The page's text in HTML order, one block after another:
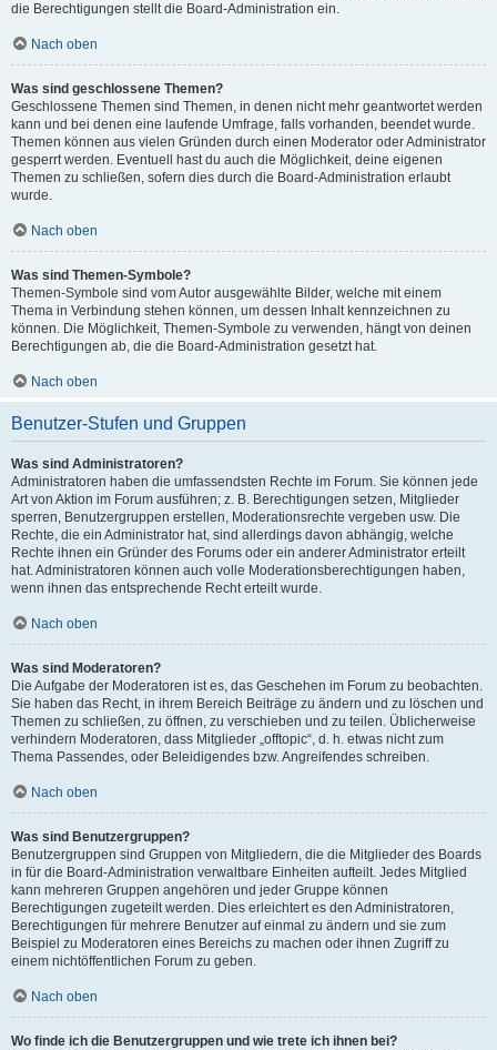
die Berechtigungen stellt die Board-Administration ein.
Nach oben
Was sind geschlossene Themen?
Geschlossene Themen sind Themen, in denen nicht mehr geantwortet werden
kann und bei denen eine laufende Umfrage, falls vorhanden, beendet wurde.
Themen können aus vielen Gründen durch einen Moderator oder Administrator
gesperrt werden. Eventuell hast du auch die Möglichkeit, deine eigenen
Themen zu schließen, sofern dies durch die Board-Administration erlaubt
wurde.
Nach oben
Was sind Themen-Symbole?
Themen-Symbole sind vom Autor ausgewählte Bilder, welche mit einem
Thema in Verbindung stehen können, um dessen Inhalt kennzeichnen zu
können. Die Möglichkeit, Themen-Symbole zu verwenden, hängt von deinen
Berechtigungen ab, die die Board-Administration gesetzt hat.
Nach oben
Benutzer-Stufen und Gruppen
Was sind Administratoren?
Administratoren haben die umfassendsten Rechte im Forum. Sie können jede
Art von Aktion im Forum ausführen; z. B. Berechtigungen setzen, Mitglieder
sperren, Benutzergruppen erstellen, Moderationsrechte vergeben usw. Die
Rechte, die ein Administrator hat, sind allerdings davon abhängig, welche
Rechte ihnen ein Gründer des Forums oder ein anderer Administrator erteilt
hat. Administratoren können auch volle Moderationsberechtigungen haben,
wenn ihnen das entsprechende Recht erteilt wurde.
Nach oben
Was sind Moderatoren?
Die Aufgabe der Moderatoren ist es, das Geschehen im Forum zu beobachten.
Sie haben das Recht, in ihrem Bereich Beiträge zu ändern und zu löschen und
Themen zu schließen, zu öffnen, zu verschieben und zu teilen. Üblicherweise
verhindern Moderatoren, dass Mitglieder „offtopic“, d. h. etwas nicht zum
Thema Passendes, oder Beleidigendes bzw. Angreifendes schreiben.
Nach oben
Was sind Benutzergruppen?
Benutzergruppen sind Gruppen von Mitgliedern, die die Mitglieder des Boards
in für die Board-Administration verwaltbare Einheiten aufteilt. Jedes Mitglied
kann mehreren Gruppen angehören und jeder Gruppe können
Berechtigungen zugeteilt werden. Dies erleichtert es den Administratoren,
Berechtigungen für mehrere Benutzer auf einmal zu ändern und sie zum
Beispiel zu Moderatoren eines Bereichs zu machen oder ihnen Zugriff zu
einem nichtöffentlichen Forum zu geben.
Nach oben
Wo finde ich die Benutzergruppen und wie trete ich ihnen bei?